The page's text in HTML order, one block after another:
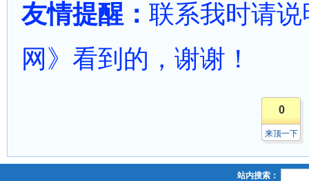
友情提醒： 联系我时请
网》看到的，谢谢！
0
来顶一下
站内搜索：